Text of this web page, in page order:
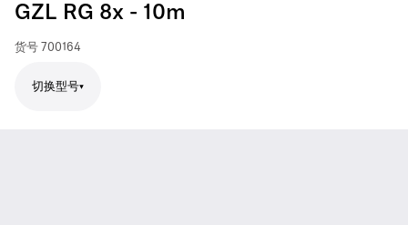
GZL RG 8x - 10m
货号 700164
切换型号